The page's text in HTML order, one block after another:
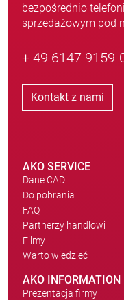
bezpośrednio
sprzedażowym pod
+ 49 6147 9159-
Kontakt z nami
AKO SERVICE
Dane CAD
Do pobrania
FAQ
Partnerzy handlowi
Filmy
Warto wiedzieć
AKO INFORMATION
Prezentacja firmy